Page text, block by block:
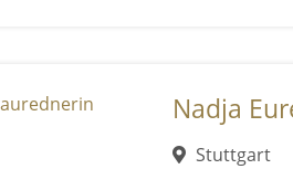
Nadja
Stuttgart